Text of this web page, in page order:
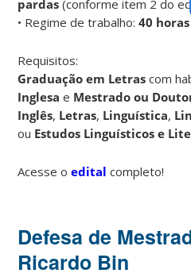
pardas (conforme item 2 do
• Regime de trabalho:40
Requisitos:
Graduação em Letras com
Inglesa e Mestrado ou
Inglês, Letras, Linguística,
ou Estudos Linguísticos e
Acesse oedital completo!
Defesa de
Ricardo Bin